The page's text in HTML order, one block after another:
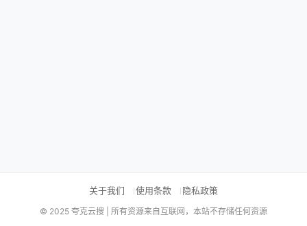
关于我们 使用条款 隐私政策
© 2025 夸克云搜 | 所有资源来自互联网，本站不存储任何资源